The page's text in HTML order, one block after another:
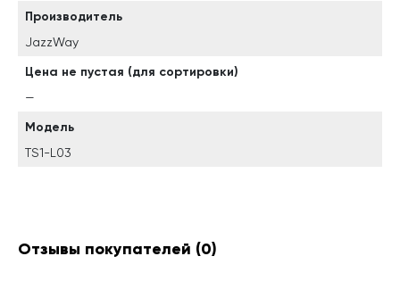
Производитель
JazzWay
Цена не пустая (для сортировки)
—
Модель
TS1-L03
Отзывы покупателей (0)